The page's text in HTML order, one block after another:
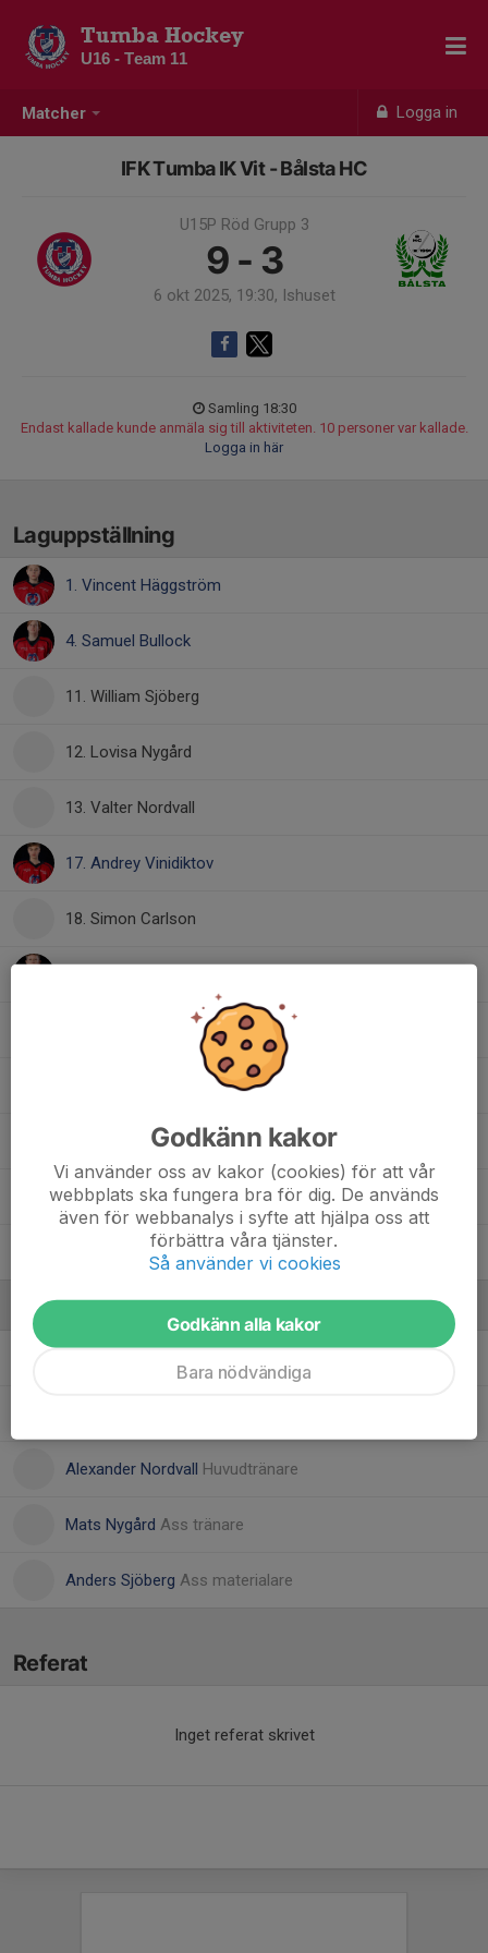
Matcher Logga in
Tumba Hockey
U16 - Team 11
IFK Tumba IK Vit - Bålsta HC
U15P Röd Grupp 3
9 - 3
6 okt 2025, 19:30, Ishuset
Samling 18:30
Endast kallade kunde anmäla sig till aktiviteten. 10 personer var kallade.
Logga in här
Laguppställning
1. Vincent Häggström
4. Samuel Bullock
11. William Sjöberg
12. Lovisa Nygård
13. Valter Nordvall
17. Andrey Vinidiktov
18. Simon Carlson
22. Lucas Cederqvist
24. Rares Andrei Constantinescu
28. Rasmus Zirath, U15 - Team 12
31. Melker Olsson
Theodore Bunka, Uppstartsveckan 2025
Ledare
Alexander Nordvall Huvudtränare
Mats Nygård Ass tränare
Anders Sjöberg Ass materialare
Referat
Inget referat skrivet
Godkänn kakor
Vi använder oss av kakor (cookies) för att vår
webbplats ska fungera bra för dig. De används
även för webbanalys i syfte att hjälpa oss att
förbättra våra tjänster.
Så använder vi cookies
Godkänn alla kakor
Bara nödvändiga